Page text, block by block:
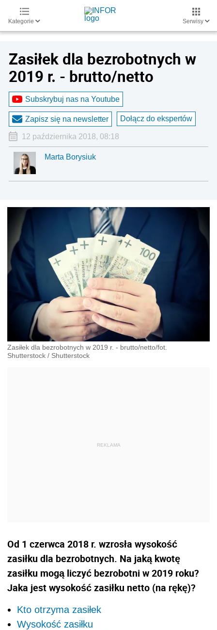
Kategorie Serwisy
Zasiłek dla bezrobotnych w
2019 r. - brutto/netto
Subskrybuj nas na Youtube
Zapisz się na newsletter Dołącz do ekspertów
12 października 2018, 08:18
Marta Borysiuk
Zasiłek dla bezrobotnych w 2019 r. - brutto/netto/fot.
Shutterstock / Shutterstock
Od 1 czerwca 2018 r. wzrosła wysokość
zasiłku dla bezrobotnych. Na jaką kwotę
zasiłku mogą liczyć bezrobotni w 2019 roku?
Jaka jest wysokość zasiłku netto (na rękę)?
Kto otrzyma zasiłek
Wysokość zasiłku